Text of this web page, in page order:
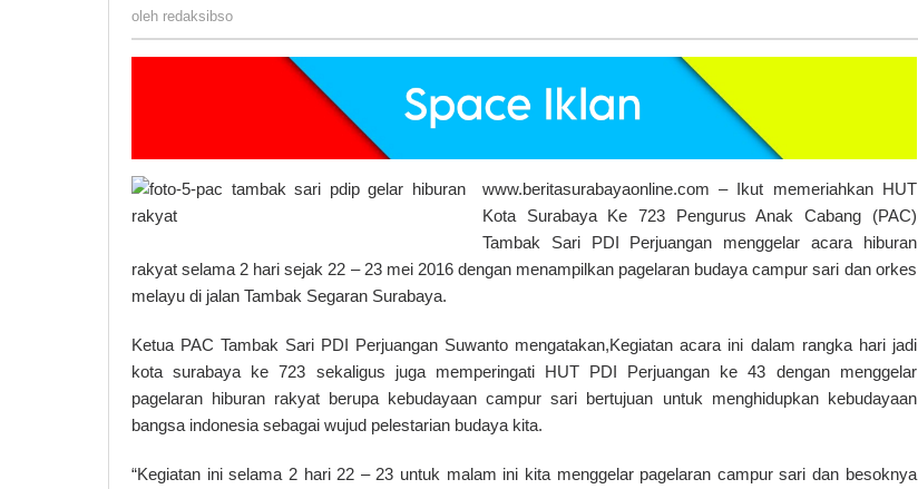
redaksibso
oleh redaksibso
www.beritasurabayaonline.com – Ikut memeriahkan HUT
Kota Surabaya Ke 723 Pengurus Anak Cabang (PAC)
Tambak Sari PDI Perjuangan menggelar acara hiburan
rakyat selama 2 hari sejak 22 – 23 mei 2016 dengan menampilkan pagelaran budaya campur sari dan orkes
melayu di jalan Tambak Segaran Surabaya.
Ketua PAC Tambak Sari PDI Perjuangan Suwanto mengatakan,Kegiatan acara ini dalam rangka hari jadi
kota surabaya ke 723 sekaligus juga memperingati HUT PDI Perjuangan ke 43 dengan menggelar
pagelaran hiburan rakyat berupa kebudayaan campur sari bertujuan untuk menghidupkan kebudayaan
bangsa indonesia sebagai wujud pelestarian budaya kita.
“Kegiatan ini selama 2 hari 22 – 23 untuk malam ini kita menggelar pagelaran campur sari dan besoknya